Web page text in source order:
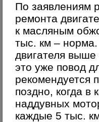
По заявлениям
ремонта
к масляным
тыс. км – норма.
двигателя
это уже повод
рекомендуется
поздно, когда в
наддувных
каждые 5 тыс.